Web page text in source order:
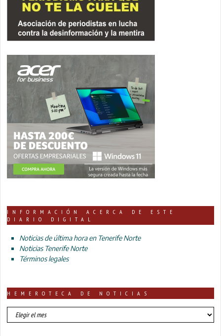
INFORMACIÓN ACERCA DE ESTE
DIARIO DIGITAL
Noticias de última hora en Tenerife Norte
Noticias Tenerife Norte
Términos legales
HEMEROTECA DE NOTICIAS
HEMEROTECA
DE